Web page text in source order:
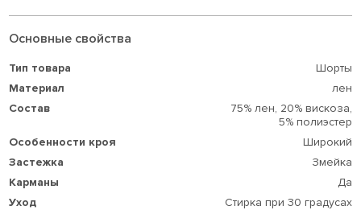
Основные свойства
Тип товара
Шорты
Материал
лен
Состав
75% лен, 20% вискоза,
5% полиэстер
Особенности кроя
Широкий
Застежка
Змейка
Карманы
Да
Уход
Стирка при 30 градусах